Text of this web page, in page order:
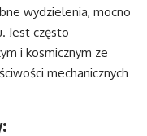
wydzielenia, mocno
Jest często
i kosmicznym ze
mechanicznych